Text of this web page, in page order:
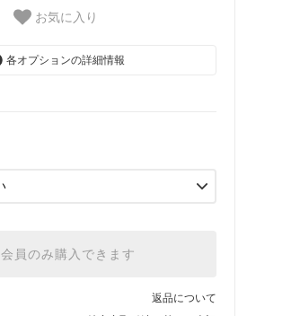
お気に入り
各オプションの詳細情報
【2026/9/20〆10月発送予定
会員のみ購入できます
返品について